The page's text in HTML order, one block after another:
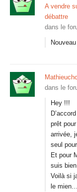
A vendre
débattre
dans le
dans le
Hey !!!
prêt
arrivée,
seul
Et pour
suis
Voilà si
le mien…